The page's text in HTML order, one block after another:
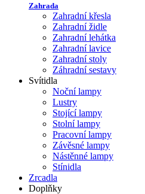
Zahrada
Zahradní křesla
Zahradní židle
Zahradní lehátka
Zahradní lavice
Zahradní stoly
Záhradní sestavy
Svítidla
Noční lampy
Lustry
Stojící lampy
Stolní lampy
Pracovní lampy
Závěsné lampy
Nástěnné lampy
Stínidla
Zrcadla
Doplňky